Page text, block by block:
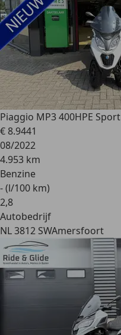
Piaggio MP3 400HPE Sport
€ 8.9441
08/2022
4.953 km
Benzine
- (l/100 km)
2,8
Autobedrijf
NL 3812 SWAmersfoort